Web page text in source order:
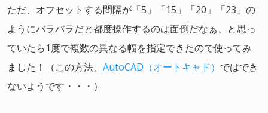
ただ、オフセットする間隔が「5」「15」「20」「23」の
ようにバラバラだと都度操作するのは面倒だなぁ、と思っ
ていたら1度で複数の異なる幅を指定できたので使ってみ
ました！（この方法、 AutoCAD（オートキャド） ではでき
ないようです・・・）